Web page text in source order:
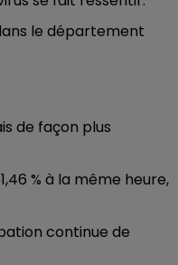
le département
de façon plus
% à la même heure,
continue de